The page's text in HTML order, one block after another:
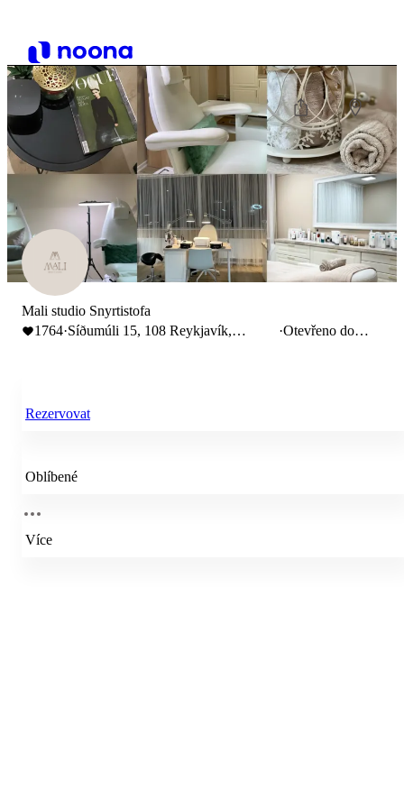
Mali studio Snyrtistofa
1764·Síðumúli 15, 108 Reykjavík,
·Otevřeno do
Rezervovat
Oblíbené
Více